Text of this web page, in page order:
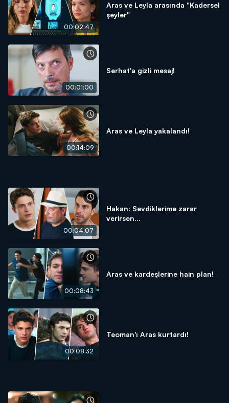
00:02:47
Aras ve Leyla arasında "Kadersel
şeyler"
00:01:00
Serhat'a gizli mesaj!
00:14:09
Aras ve Leyla yakalandı!
00:04:07
Hakan: Sevdiklerime zarar
verirsen...
00:08:43
Aras ve kardeşlerine hain plan!
00:08:32
Teoman'ı Aras kurtardı!